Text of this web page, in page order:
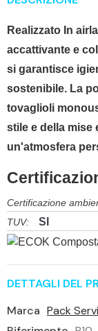
Realizzato In
accattivante e
si garantisce
sostenibile. La
tovaglioli
stile e della mise
un'atmosfera
Certificazione
TUV: SI
DETTAGLI DEL
Marca Pack